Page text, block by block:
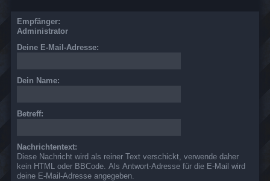
Empfänger:
Administrator
Deine E-Mail-Adresse:
Dein Name:
Betreff:
Nachrichtentext:
Diese Nachricht wird als reiner Text verschickt, verwende daher
kein HTML oder BBCode. Als Antwort-Adresse für die E-Mail wird
deine E-Mail-Adresse angegeben.